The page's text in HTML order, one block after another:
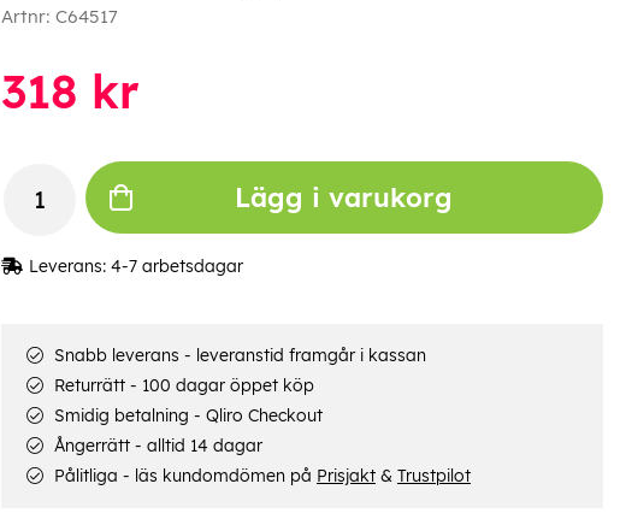
Artnr: C64517
318 kr
Lägg i varukorg
Leverans: 4-7 arbetsdagar
Snabb leverans - leveranstid framgår i kassan
Returrätt - 100 dagar öppet köp
Smidig betalning - Qliro Checkout
Ångerrätt - alltid 14 dagar
Pålitliga - läs kundomdömen på Prisjakt& Trustpilot